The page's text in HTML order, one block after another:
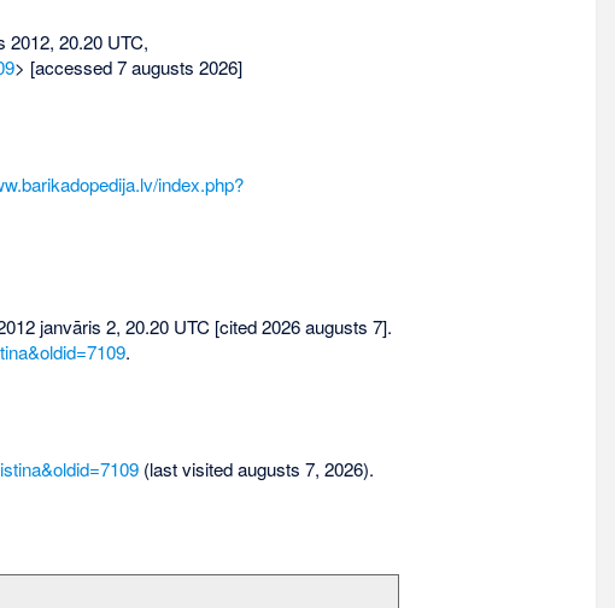
2012, 20.20 UTC,
> [accessed 7 augusts 2026]
index.php?
janvāris 2, 20.20 UTC [cited 2026 augusts 7].
.
(last visited augusts 7, 2026).